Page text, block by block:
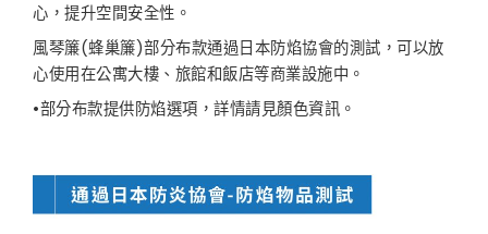
心，提升空間安全性。
風琴簾(蜂巢簾)部分布款通過日本防焰協會的測試，可以放
心使用在公寓大樓、旅館和飯店等商業設施中。
•部分布款提供防焰選項，詳情請見顏色資訊。